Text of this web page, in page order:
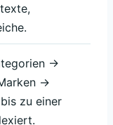
→
→
zu einer